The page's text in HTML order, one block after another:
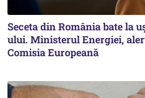
Seceta din România bate la
ului. Ministerul Energiei,
Comisia Europeană